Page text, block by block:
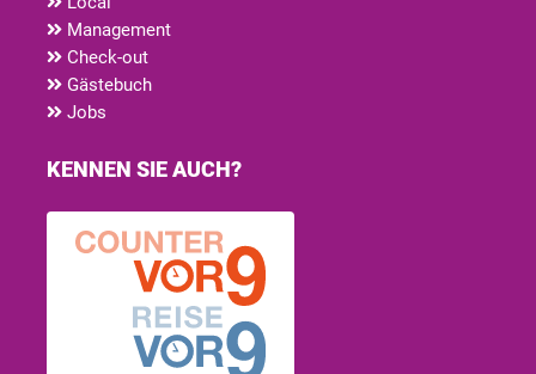
Management
Check-out
Gästebuch
Jobs
KENNEN SIE AUCH?